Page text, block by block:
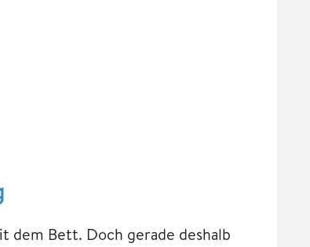
dem Bett. Doch gerade deshalb